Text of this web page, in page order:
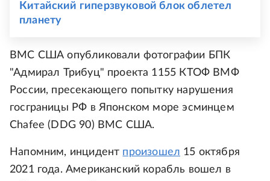
Китайский гиперзвуковой блок облетел
планету
ВМС США опубликовали фотографии БПК
"Адмирал Трибуц" проекта 1155 КТОФ ВМФ
России, пресекающего попытку нарушения
госграницы РФ в Японском море эсминцем
Chafee (DDG 90) ВМС США.
Напомним, инцидент произошел 15 октября
2021 года. Американский корабль вошел в